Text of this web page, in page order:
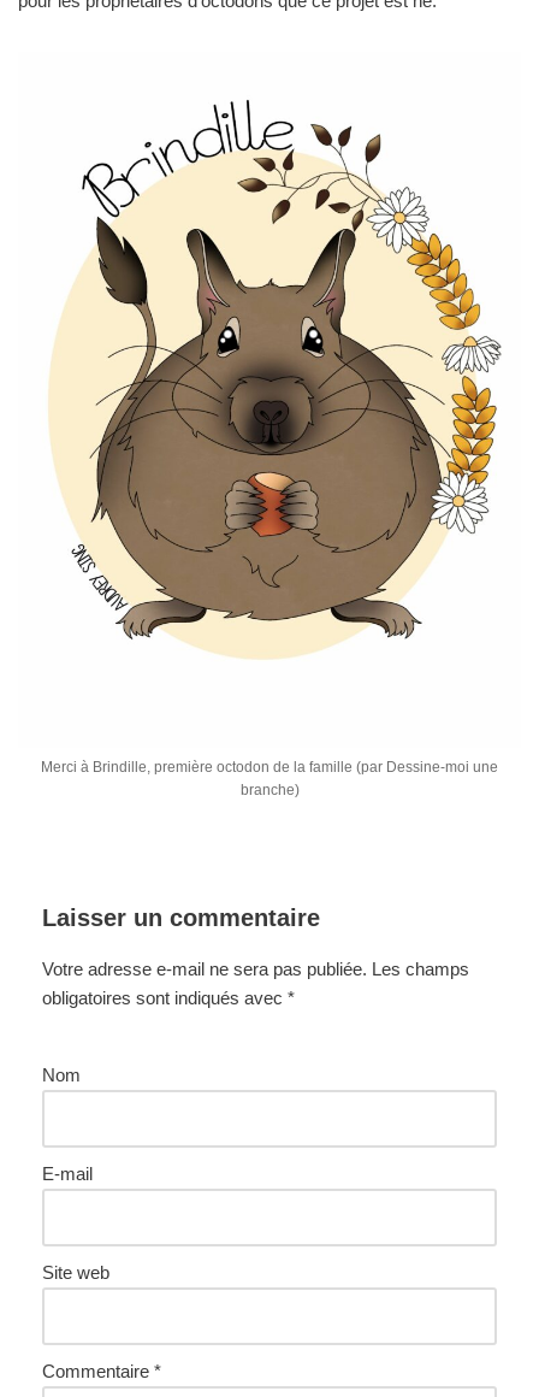
Merci à Brindille, première octodon de la famille (par Dessine-moi une
branche)
Laisser un commentaire
Votre adresse e-mail ne sera pas publiée. Les champs
obligatoires sont indiqués avec *
Nom
E-mail
Site web
Commentaire *